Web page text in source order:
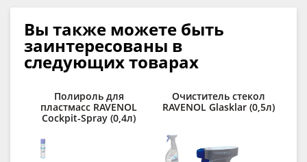
Вы также можете быть
заинтересованы в
следующих товарах
Полироль для
пластмасс RAVENOL
Cockpit-Spray (0,4л)
Очиститель стекол
RAVENOL Glasklar (0,5л)